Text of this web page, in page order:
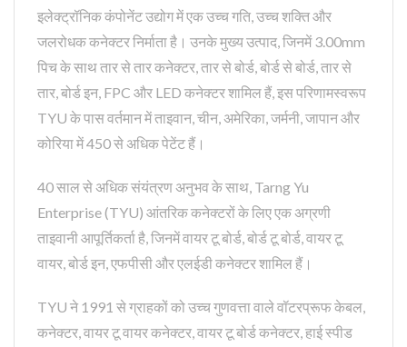
इलेक्ट्रॉनिक कंपोनेंट उद्योग में एक उच्च गति, उच्च शक्ति और
जलरोधक कनेक्टर निर्माता है। उनके मुख्य उत्पाद, जिनमें 3.00mm
पिच के साथ तार से तार कनेक्टर, तार से बोर्ड, बोर्ड से बोर्ड, तार से
तार, बोर्ड इन, FPC और LED कनेक्टर शामिल हैं, इस परिणामस्वरूप
TYU के पास वर्तमान में ताइवान, चीन, अमेरिका, जर्मनी, जापान और
कोरिया में 450 से अधिक पेटेंट हैं।
40 साल से अधिक संयंत्रण अनुभव के साथ, Tarng Yu
Enterprise (TYU) आंतरिक कनेक्टरों के लिए एक अग्रणी
ताइवानी आपूर्तिकर्ता है, जिनमें वायर टू बोर्ड, बोर्ड टू बोर्ड, वायर टू
वायर, बोर्ड इन, एफपीसी और एलईडी कनेक्टर शामिल हैं।
TYU ने 1991 से ग्राहकों को उच्च गुणवत्ता वाले वॉटरप्रूफ केबल,
कनेक्टर, वायर टू वायर कनेक्टर, वायर टू बोर्ड कनेक्टर, हाई स्पीड